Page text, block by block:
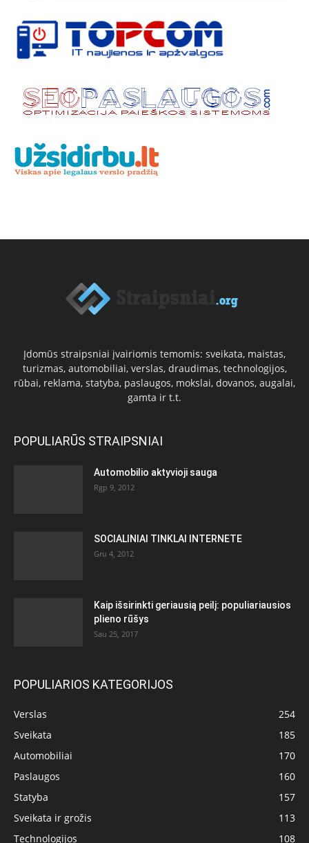
Įdomūs straipsniai įvairiomis temomis: sveikata, maistas,
turizmas, automobiliai, verslas, draudimas, technologijos,
rūbai, reklama, statyba, paslaugos, mokslai, dovanos, augalai,
gamta ir t.t.
POPULIARŪS STRAIPSNIAI
Automobilio aktyvioji sauga
Rgp 9, 2012
SOCIALINIAI TINKLAI INTERNETE
Gru 4, 2012
Kaip išsirinkti geriausią peilį: populiariausios
plieno rūšys
Sau 25, 2017
POPULIARIOS KATEGORIJOS
Verslas
254
Sveikata
185
Automobiliai
170
Paslaugos
160
Statyba
157
Sveikata ir grožis
113
Technologijos
108